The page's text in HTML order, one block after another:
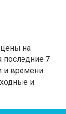
на
последние 7
и времени
и